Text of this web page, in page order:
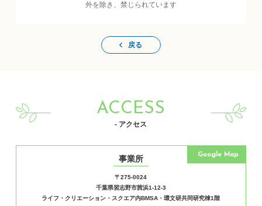
外を除き、禁じられています
戻る
ACCESS
- アクセス
事業所
〒275-0024
千葉県習志野市茜浜1-12-3
ライフ・クリエーション・スクエア内BMSA・環文研共同研究棟1階
Google Map